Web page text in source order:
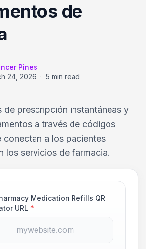
de
Pines
24, 2026 · 5 min read
de prescripción instantáneas y
a través de códigos
conectan a los pacientes
los servicios de farmacia.
Medication Refills QR
URL *